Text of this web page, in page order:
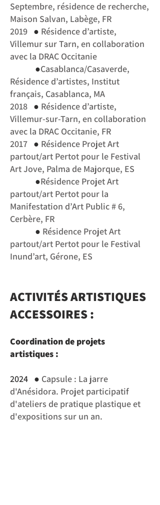
Septembre, résidence de recherche,
Maison Salvan, Labège, FR
2019 ● Résidence d’artiste,
Villemur sur Tarn, en collaboration
avec la DRAC Occitanie
●Casablanca/Casaverde,
Résidence d’artistes, Institut
français, Casablanca, MA
2018 ● Résidence d’artiste,
Villemur-sur-Tarn, en collaboration
avec la DRAC Occitanie, FR
2017 ● Résidence Projet Art
partout/art Pertot pour le Festival
Art Jove, Palma de Majorque, ES
●Résidence Projet Art
partout/art Pertot pour la
Manifestation d’Art Public # 6,
Cerbère, FR
● Résidence Projet Art
partout/art Pertot pour le Festival
Inund’art, Gérone, ES
ACTIVITÉS ARTISTIQUES
ACCESSOIRES :
Coordination de projets
artistiques :
2024 ● Capsule : La jarre
d'Anésidora. Projet participatif
d'ateliers de pratique plastique et
d'expositions sur un an.